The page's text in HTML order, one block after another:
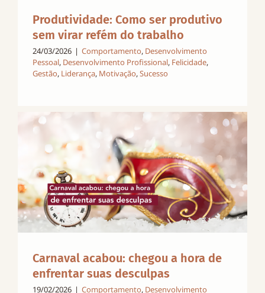
Produtividade: Como ser produtivo
sem virar refém do trabalho
24/03/2026 | Comportamento, Desenvolvimento
Pessoal, Desenvolvimento Profissional, Felicidade,
Gestão, Liderança, Motivação,Sucesso
Carnaval acabou: chegou a hora de
enfrentar suas desculpas
19/02/2026 | Comportamento, Desenvolvimento